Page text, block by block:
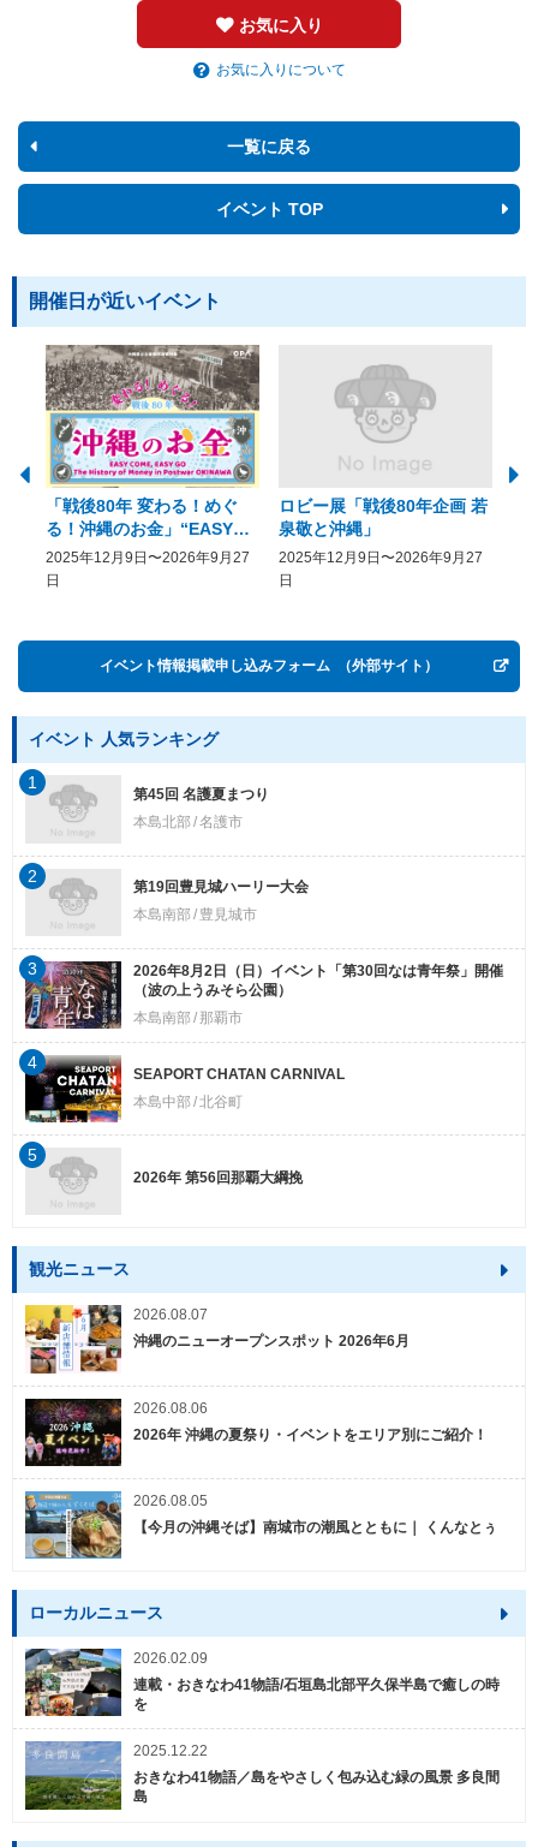
お気に入り
お気に入りについて
一覧に戻る
イベント TOP
開催日が近いイベント
「戦後80年 変わる！めぐ
る！沖縄のお金」“EASY
COME, EASY GO － The
History of Money in
2025年12月9日〜2026年9月27
日
ロビー展「戦後80年企画 若
泉敬と沖縄」
2025年12月9日〜2026年9月27
日
イベント情報掲載申し込みフォーム （外部サイト）
イベント 人気ランキング
第45回 名護夏まつり
本島北部 名護市
1
第19回豊見城ハーリー大会
本島南部
豊見城市
2
2026年8月2日（日）イベント「第30回なは青年祭」開催
（波の上うみそら公園）
本島南部
那覇市
3
SEAPORT CHATAN CARNIVAL
本島中部 北谷町
4
2026年 第56回那覇大綱挽
5
観光ニュース
2026.08.07
沖縄のニューオープンスポット 2026年6月
2026.08.06
2026年 沖縄の夏祭り・イベントをエリア別にご紹介！
2026.08.05
【今月の沖縄そば】南城市の潮風とともに｜ くんなとぅ
ローカルニュース
2026.02.09
連載・おきなわ41物語/石垣島北部平久保半島で癒しの時
を
2025.12.22
おきなわ41物語／島をやさしく包み込む緑の風景 多良間
島